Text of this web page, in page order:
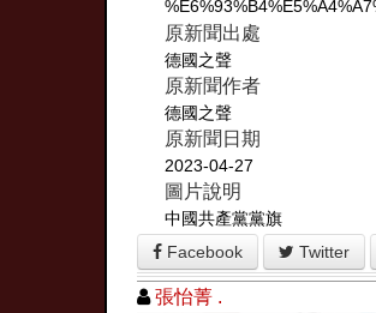
原新聞出處
德國之聲
原新聞作者
德國之聲
原新聞日期
2023-04-27
圖片說明
中國共產黨黨旗
Facebook
Twitter
張怡菁 .